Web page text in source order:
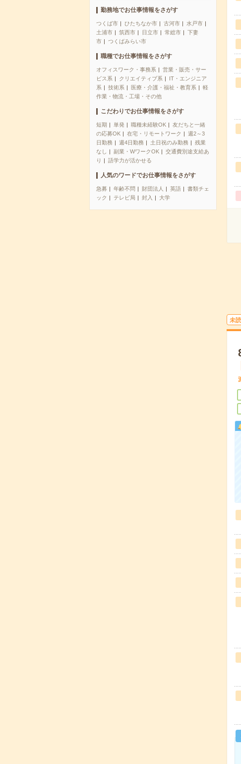
勤務地でお仕事情報をさがす
つくば市 ひたちなか市 古河市
水戸市
土浦市
筑西市 日立市 常総市
下妻
市
つくばみらい市
職種でお仕事情報をさがす
オフィスワーク・事務系
営業・販売・サー
ビス系
クリエイティブ系
IT・エンジニア
系
技術系 医療・介護・福祉・教育系
軽
作業・物流・工場・その他
こだわりでお仕事情報をさがす
短期 単発 職種未経験OK
友だちと一緒
の応募OK
在宅・リモートワーク
週2～3
日勤務
週4日勤務 土日祝のみ勤務
残業
なし
副業・WワークOK
交通費別途支給あ
り
語学力が活かせる
人気のワードでお仕事情報をさがす
急募 年齢不問 財団法人 英語
書類チェ
ック
テレビ局 封入 大学
未読